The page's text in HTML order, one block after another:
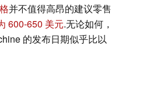
并不值得高昂的建议零售
600-650 美元.无论如何，
的发布日期似乎比以